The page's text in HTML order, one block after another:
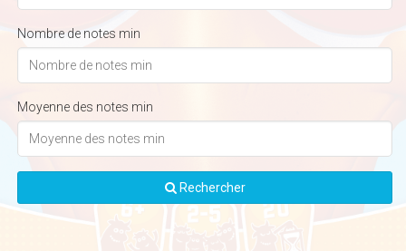
Nombre de notes min
Moyenne des notes min
Rechercher